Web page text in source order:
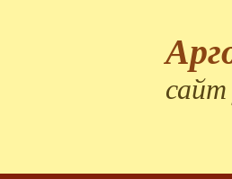
сайт